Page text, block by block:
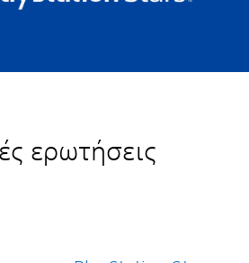
ερωτήσεις